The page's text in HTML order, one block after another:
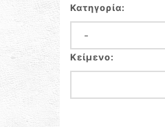
Κατηγορία:
Κείμενο: